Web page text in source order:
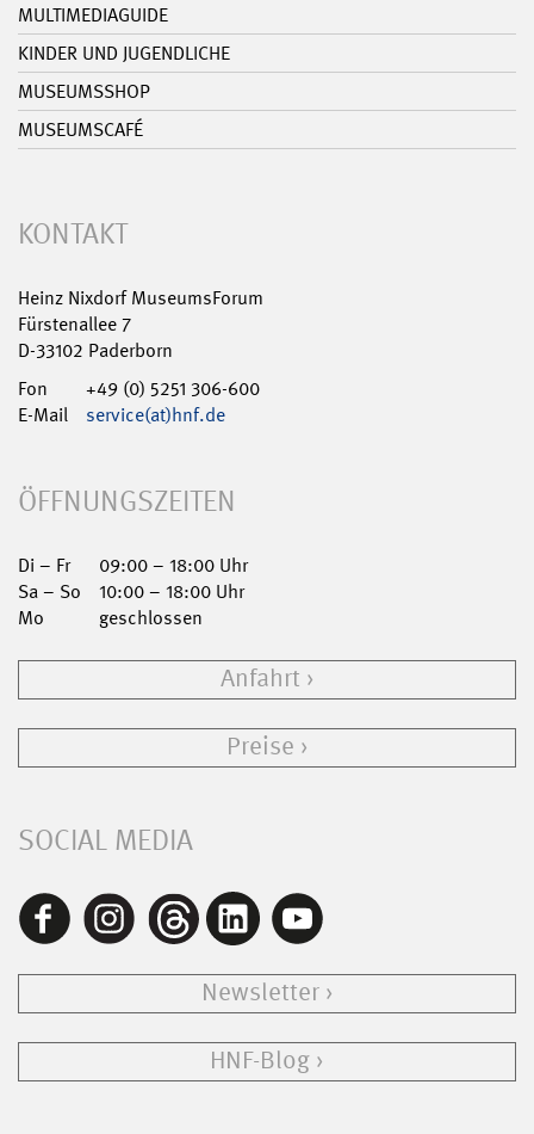
MULTIMEDIAGUIDE
KINDER UND JUGENDLICHE
MUSEUMSSHOP
MUSEUMSCAFÉ
KONTAKT
Heinz Nixdorf MuseumsForum
Fürstenallee 7
D-33102 Paderborn
Fon
+49 (0) 5251 306-600
E-Mail
service(at)hnf.de
ÖFFNUNGSZEITEN
Di – Fr
09:00 – 18:00 Uhr
Sa – So
10:00 – 18:00 Uhr
Mo
geschlossen
Anfahrt
Preise
SOCIAL MEDIA
Newsletter
HNF-Blog